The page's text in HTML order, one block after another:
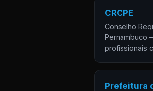
CRCPE
Conselho
Pernambuco
profissionais
Prefeitura